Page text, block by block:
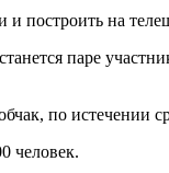
построить на
паре
по истечении
человек.